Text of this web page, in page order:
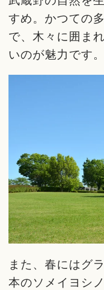
すめ。かつての
で、木々に囲ま
いのが魅力です。
また、春にはグ
本のソメイヨシ